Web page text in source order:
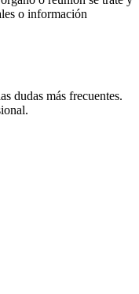
o información
dudas más frecuentes.